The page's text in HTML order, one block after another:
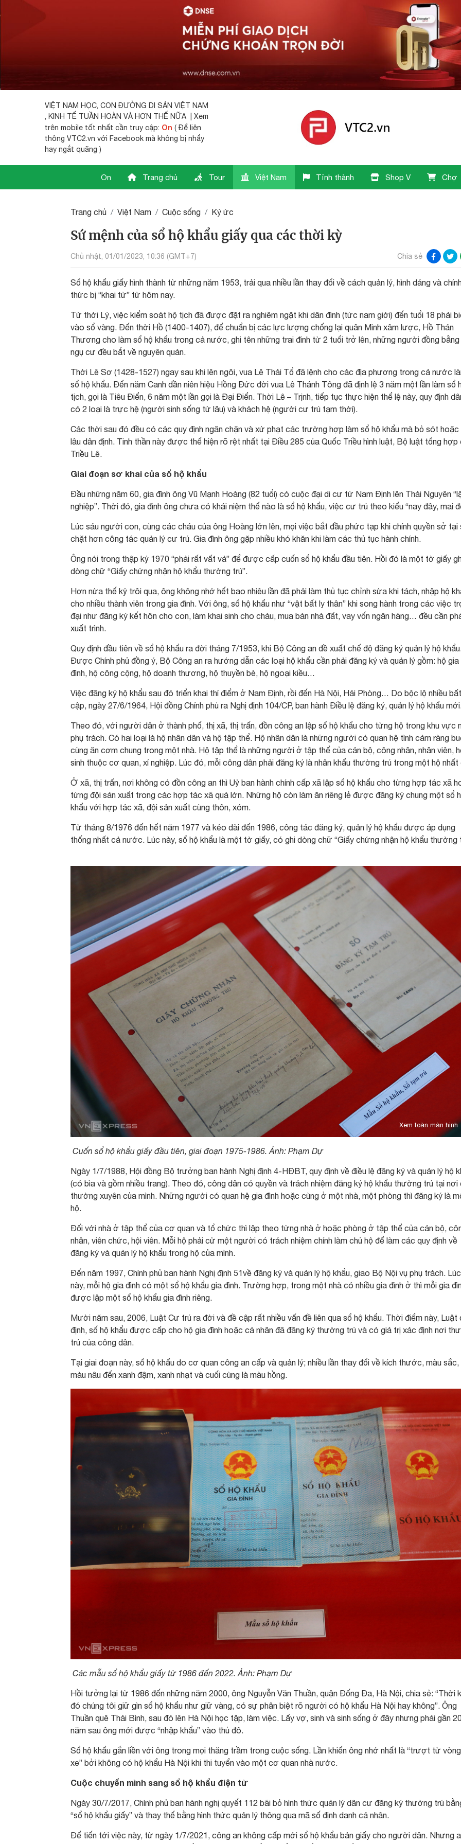
VIỆT NAM HỌC, CON ĐƯỜNG DI SẢN VIỆT NAM
, KINH TẾ TUẦN HOÀN VÀ HƠN THẾ NỮA | Xem
trên mobile tốt nhất cần truy cập: On ( Để liên
thông VTC2.vn với Facebook mà không bị nhẩy
hay ngắt quãng )
On Trang chủ Tour Việt Nam Tỉnh thành Shop V Chợ
Trang chủ Việt Nam Cuộc sống Ký ức
Sứ mệnh của sổ hộ khẩu giấy qua các thời kỳ
Chủ nhật, 01/01/2023, 10:36 (GMT+7) Chia sẻ
Sổ hộ khẩu giấy hình thành từ những năm 1953, trải qua nhiều lần thay đổi về cách quản lý, hình dáng và
thức bị “khai tử” từ hôm nay.
Từ thời Lý, việc kiểm soát hộ tịch đã được đặt ra nghiêm ngặt khi dân đinh (tức nam giới) đến tuổi 18 phải
vào sổ vàng. Đến thời Hồ (1400-1407), để chuẩn bị các lực lượng chống lại quân Minh xâm lược, Hồ Thán
Thương cho làm sổ hộ khẩu trong cả nước, ghi tên những trai đinh từ 2 tuổi trở lên, những người đồng bằng
ngụ cư đều bắt về nguyên quán.
Thời Lê Sơ (1428-1527) ngay sau khi lên ngôi, vua Lê Thái Tổ đã lệnh cho các địa phương trong cả nước
sổ hộ khẩu. Đến năm Canh dần niên hiệu Hồng Đức đời vua Lê Thánh Tông đã định lệ 3 năm một lần làm sổ
tịch, gọi là Tiêu Điển, 6 năm một lần gọi là Đại Điển. Thời Lê – Trịnh, tiếp tục thực hiện thể lệ này, quy định
có 2 loại là trực hệ (người sinh sống từ lâu) và khách hệ (người cư trú tạm thời).
Các thời sau đó đều có các quy định ngăn chặn và xử phạt các trường hợp làm sổ hộ khẩu mà bỏ sót hoặc
lâu dân định. Tinh thần này được thể hiện rõ rệt nhất tại Điều 285 của Quốc Triều hình luật, Bộ luật tổng hợp
Triều Lê.
Giai đoạn sơ khai của sổ hộ khẩu
Đầu những năm 60, gia đình ông Vũ Mạnh Hoàng (82 tuổi) có cuộc đại di cư từ Nam Định lên Thái Nguyên
nghiệp”. Thời đó, gia đình ông chưa có khái niệm thế nào là sổ hộ khẩu, việc cư trú theo kiểu “nay đây, mai
Lúc sáu người con, cùng các cháu của ông Hoàng lớn lên, mọi việc bắt đầu phức tạp khi chính quyền sở tại
chặt hơn công tác quản lý cư trú. Gia đình ông gặp nhiều khó khăn khi làm các thủ tục hành chính.
Ông nói trong thập kỷ 1970 “phải rất vất vả” để được cấp cuốn sổ hộ khẩu đầu tiên. Hồi đó là một tờ giấy
dòng chữ “Giấy chứng nhận hộ khẩu thường trú”.
Hơn nửa thế kỷ trôi qua, ông không nhớ hết bao nhiêu lần đã phải làm thủ tục chỉnh sửa khi tách, nhập hộ
cho nhiều thành viên trong gia đình. Với ông, sổ hộ khẩu như “vật bất ly thân” khi song hành trong các việc
đại như đăng ký kết hôn cho con, làm khai sinh cho cháu, mua bán nhà đất, vay vốn ngân hàng… đều cần
xuất trình.
Quy định đầu tiên về sổ hộ khẩu ra đời tháng 7/1953, khi Bộ Công an đề xuất chế độ đăng ký quản lý hộ khẩu.
Được Chính phủ đồng ý, Bộ Công an ra hướng dẫn các loại hộ khẩu cần phải đăng ký và quản lý gồm: hộ gia
đình, hộ công cộng, hộ doanh thương, hộ thuyền bè, hộ ngoại kiều…
Việc đăng ký hộ khẩu sau đó triển khai thí điểm ở Nam Định, rồi đến Hà Nội, Hải Phòng… Do bộc lộ nhiều bất
cập, ngày 27/6/1964, Hội đồng Chính phủ ra Nghị định 104/CP, ban hành Điều lệ đăng ký, quản lý hộ khẩu mới.
Theo đó, với người dân ở thành phố, thị xã, thị trấn, đồn công an lập sổ hộ khẩu cho từng hộ trong khu vực
phụ trách. Có hai loại là hộ nhân dân và hộ tập thể. Hộ nhân dân là những người có quan hệ tình cảm ràng
cùng ăn cơm chung trong một nhà. Hộ tập thể là những người ở tập thể của cán bộ, công nhân, nhân viên,
sinh thuộc cơ quan, xí nghiệp. Lúc đó, mỗi công dân phải đăng ký là nhân khẩu thường trú trong một hộ nhất
Ở xã, thị trấn, nơi không có đồn công an thì Uỷ ban hành chính cấp xã lập sổ hộ khẩu cho từng hợp tác xã
từng đội sản xuất trong các hợp tác xã quá lớn. Những hộ còn làm ăn riêng lẻ được đăng ký chung một sổ
khẩu với hợp tác xã, đội sản xuất cùng thôn, xóm.
Từ tháng 8/1976 đến hết năm 1977 và kéo dài đến 1986, công tác đăng ký, quản lý hộ khẩu được áp dụng
thống nhất cả nước. Lúc này, sổ hộ khẩu là một tờ giấy, có ghi dòng chữ “Giấy chứng nhận hộ khẩu thường
Xem toàn màn hình
Cuốn sổ hộ khẩu giấy đầu tiên, giai đoạn 1975-1986. Ảnh: Phạm Dự
Ngày 1/7/1988, Hội đồng Bộ trưởng ban hành Nghị định 4-HĐBT, quy định về điều lệ đăng ký và quản lý hộ
(có bìa và gồm nhiều trang). Theo đó, công dân có quyền và trách nhiệm đăng ký hộ khẩu thường trú tại nơi
thường xuyên của mình. Những người có quan hệ gia đình hoặc cùng ở một nhà, một phòng thì đăng ký là
hộ.
Đối với nhà ở tập thể của cơ quan và tổ chức thì lập theo từng nhà ở hoặc phòng ở tập thể của cán bộ,
nhân, viên chức, hội viên. Mỗi hộ phải cử một người có trách nhiệm chính làm chủ hộ để làm các quy định về
đăng ký và quản lý hộ khẩu trong hộ của mình.
Đến năm 1997, Chính phủ ban hành Nghị định 51về đăng ký và quản lý hộ khẩu, giao Bộ Nội vụ phụ trách. Lúc
này, mỗi hộ gia đình có một sổ hộ khẩu gia đình. Trường hợp, trong một nhà có nhiều gia đình ở thì mỗi gia
được lập một sổ hộ khẩu gia đình riêng.
Mười năm sau, 2006, Luật Cư trú ra đời và đề cập rất nhiều vấn đề liên qua sổ hộ khẩu. Thời điểm này, Luật
định, số hộ khẩu được cấp cho hộ gia đình hoặc cá nhân đã đăng ký thường trú và có giá trị xác định nơi
trú của công dân.
Tại giai đoạn này, sổ hộ khẩu do cơ quan công an cấp và quản lý; nhiều lần thay đổi về kích thước, màu
màu nâu đến xanh đậm, xanh nhạt và cuối cùng là màu hồng.
Các mẫu sổ hộ khẩu giấy từ 1986 đến 2022. Ảnh: Phạm Dự
Hồi tưởng lại từ 1986 đến những năm 2000, ông Nguyễn Văn Thuần, quận Đống Đa, Hà Nội, chia sẻ: “Thời
đó chúng tôi giữ gìn sổ hộ khẩu như giữ vàng, có sự phân biệt rõ người có hộ khẩu Hà Nội hay không”. Ông
Thuần quê Thái Bình, sau đó lên Hà Nội học tập, làm việc. Lấy vợ, sinh và sinh sống ở đây nhưng phải gần 20
năm sau ông mới được “nhập khẩu” vào thủ đô.
Sổ hộ khẩu gắn liền với ông trong mọi thăng trầm trong cuộc sống. Lần khiến ông nhớ nhất là “trượt từ
xe” bởi không có hộ khẩu Hà Nội khi thi tuyển vào một cơ quan nhà nước.
Cuộc chuyển mình sang sổ hộ khẩu điện tử
Ngày 30/7/2017, Chính phủ ban hành nghị quyết 112 bãi bỏ hình thức quản lý dân cư đăng ký thường trú
“sổ hộ khẩu giấy” và thay thế bằng hình thức quản lý thông qua mã số định danh cá nhân.
Để tiến tới việc này, từ ngày 1/7/2021, công an không cấp mới sổ hộ khẩu bản giấy cho người dân. Nhưng